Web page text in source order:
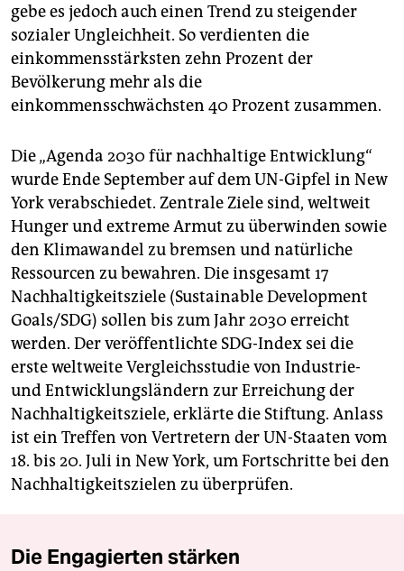
gebe es jedoch auch einen Trend zu steigender
sozialer Ungleichheit. So verdienten die
einkommensstärksten zehn Prozent der
Bevölkerung mehr als die
einkommensschwächsten 40 Prozent zusammen.
Die „Agenda 2030 für nachhaltige Entwicklung“
wurde Ende September auf dem UN-Gipfel in New
York verabschiedet. Zentrale Ziele sind, weltweit
Hunger und extreme Armut zu überwinden sowie
den Klimawandel zu bremsen und natürliche
Ressourcen zu bewahren. Die insgesamt 17
Nachhaltigkeitsziele (Sustainable Development
Goals/SDG) sollen bis zum Jahr 2030 erreicht
werden. Der veröffentlichte SDG-Index sei die
erste weltweite Vergleichsstudie von Industrie-
und Entwicklungsländern zur Erreichung der
Nachhaltigkeitsziele, erklärte die Stiftung. Anlass
ist ein Treffen von Vertretern der UN-Staaten vom
18. bis 20. Juli in New York, um Fortschritte bei den
Nachhaltigkeitszielen zu überprüfen.
Die Engagierten stärken